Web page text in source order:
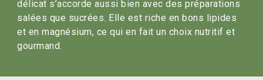
délicat s’accorde aussi bien avec des préparations
salées que sucrées. Elle est riche en bons lipides
et en magnésium, ce qui en fait un choix nutritif et
gourmand.